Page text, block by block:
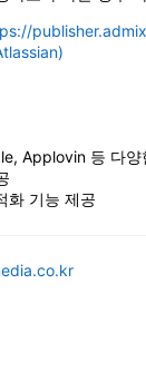
Applovin 등 다양
화 기능 제공